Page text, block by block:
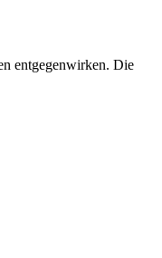
entgegenwirken. Die